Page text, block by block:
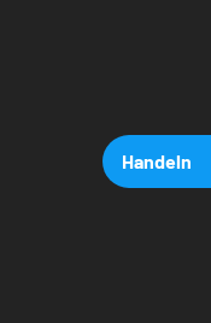
Handeln